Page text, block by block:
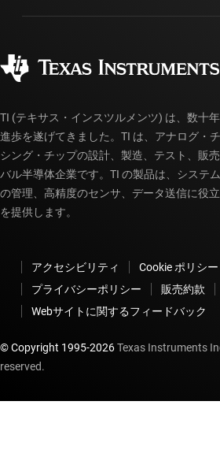
myTI アカウントの FAQ
ご注文に関する FAQ
TI (テキサス・インスツルメンツ) は、数十
進歩を遂げてきました。TI は、アナログ・
シング・チップの設計、製造、テスト、販
バル半導体企業です。TI の製品は、システ
の管理、高精度のセンサ、データ送信に役
を提供します。
アクセシビリティ
Cookie ポリシー
プライバシーポリシー
販売約款
Webサイトに関するフィードバック
© Copyright 1995-2026Texas Instruments
reserved.